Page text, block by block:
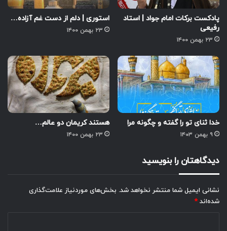
پادکست برکات امام جواد | استاد
رفیعی
۲۳ بهمن ۱۴۰۰
استوری | دلم از دست غم آزاده…
۲۳ بهمن ۱۴۰۰
خدا ثنای تو را گفته و چگونه مرا
۹ بهمن ۱۴۰۳
هستند کریمان دو عالم…
۲۳ بهمن ۱۴۰۰
دیدگاهتان را بنویسید
نشانی ایمیل شما منتشر نخواهد شد. بخش‌های موردنیاز علامت‌گذاری
شده‌اند *